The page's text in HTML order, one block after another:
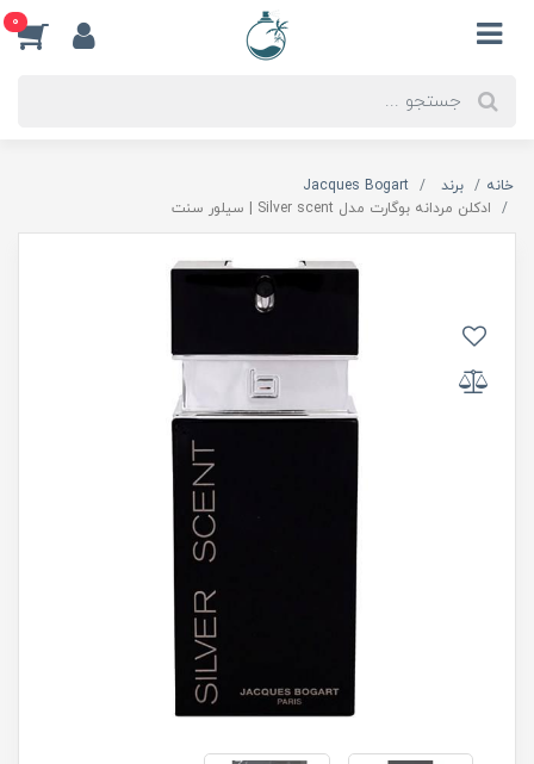
0
خانه برند
Jacques Bogart
ادکلن مردانه بوگارت مدل Silver scent | سیلور سنت